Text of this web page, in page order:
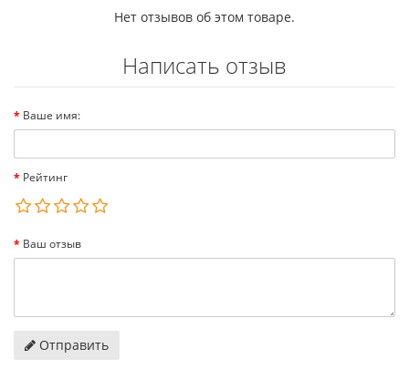
Нет отзывов об этом товаре.
Написать отзыв
Ваше имя:
Рейтинг
Ваш отзыв
Отправить